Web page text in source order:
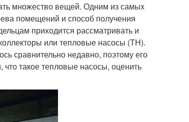
множество вещей. Одним из самых
помещений и способ получения
приходится рассматривать и
или тепловые насосы (ТН).
сравнительно недавно, поэтому его
такое тепловые насосы, оценить